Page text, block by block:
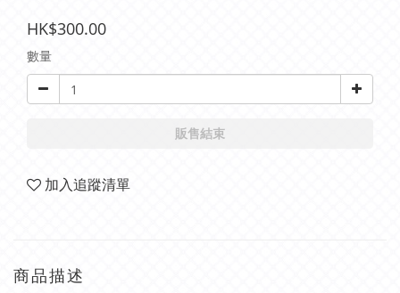
HK$300.00
數量
販售結束
加入追蹤清單
商品描述